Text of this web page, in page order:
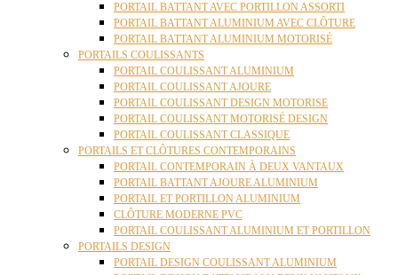
PORTAIL BATTANT AVEC PORTILLON ASSORTI
PORTAIL BATTANT ALUMINIUM AVEC CLÔTURE
PORTAIL BATTANT ALUMINIUM MOTORISÉ
PORTAILS COULISSANTS
PORTAIL COULISSANT ALUMINIUM
PORTAIL COULISSANT AJOURE
PORTAIL COULISSANT DESIGN MOTORISE
PORTAIL COULISSANT MOTORISÉ DESIGN
PORTAIL COULISSANT CLASSIQUE
PORTAILS ET CLÔTURES CONTEMPORAINS
PORTAIL CONTEMPORAIN À DEUX VANTAUX
PORTAIL BATTANT AJOURE ALUMINIUM
PORTAIL ET PORTILLON ALUMINIUM
CLÔTURE MODERNE PVC
PORTAIL COULISSANT ALUMINIUM ET PORTILLON
PORTAILS DESIGN
PORTAIL DESIGN COULISSANT ALUMINIUM